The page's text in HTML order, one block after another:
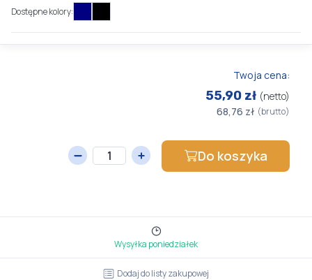
Dostępne kolory:
Twoja cena:
55,90 zł (netto)
68,76 zł (brutto)
Do koszyka
Wysyłka poniedziałek
Dodaj do listy zakupowej